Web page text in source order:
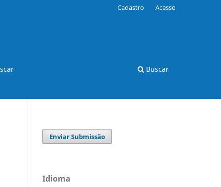
Buscar
Cadastro Acesso
Enviar Submissão
Idioma